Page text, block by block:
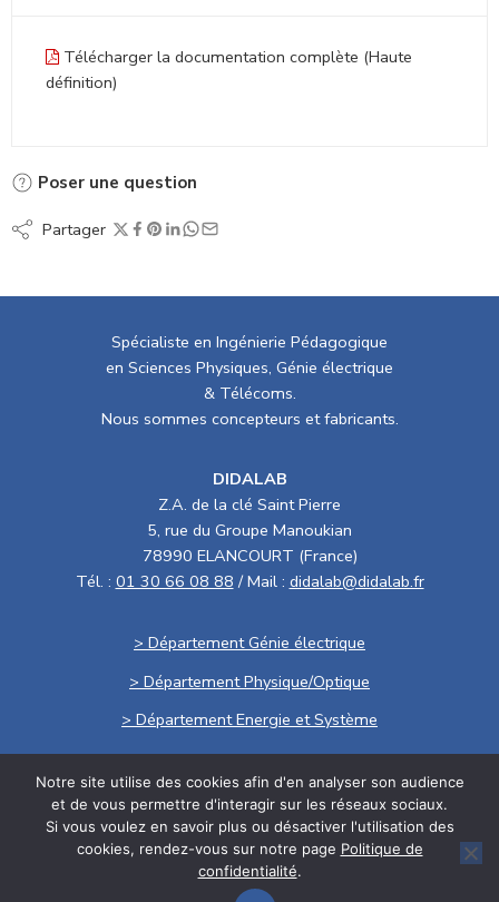
Télécharger la documentation complète (Haute
définition)
Poser une question
Partager
Spécialiste en Ingénierie Pédagogique
en Sciences Physiques, Génie électrique
& Télécoms.
Nous sommes concepteurs et fabricants.
DIDALAB
Z.A. de la clé Saint Pierre
5, rue du Groupe Manoukian
78990 ELANCOURT (France)
Tél. : 01 30 66 08 88 / Mail : didalab@didalab.fr
> Département Génie électrique
> Département Physique/Optique
> Département Energie et Système
Politique de confidentialité
Conditions générales de vente
Notre site utilise des cookies afin d'en analyser son audience
et de vous permettre d'interagir sur les réseaux sociaux.
Si vous voulez en savoir plus ou désactiver l'utilisation des
cookies, rendez-vous sur notre page Politique de
confidentialité.